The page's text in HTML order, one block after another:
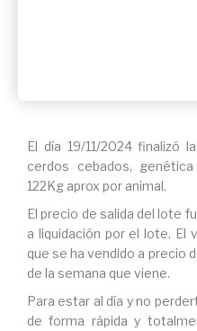
El día 19/11/2024 finalizó
cerdos cebados,
122Kg aprox por animal.
El precio de salida del lote
a liquidación por el lote. El
que se ha vendido a precio
de la semana que viene.
Para estar al día y no
de forma rápida y